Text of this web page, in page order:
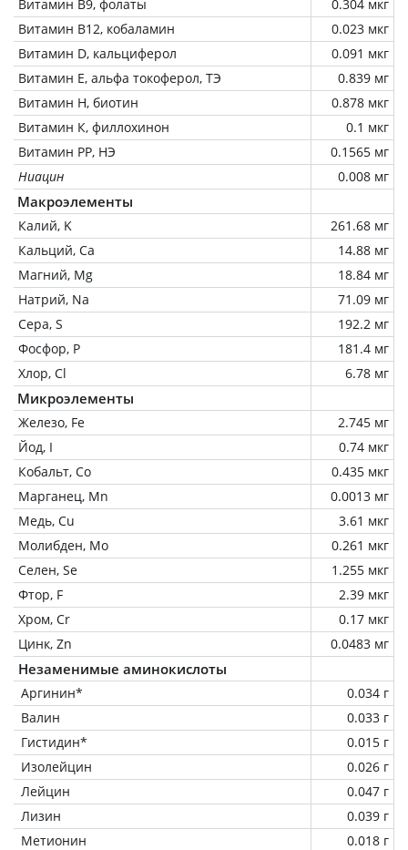
Витамин В9, фолаты
0.304 мкг
Витамин В12, кобаламин
0.023 мкг
Витамин D, кальциферол
0.091 мкг
Витамин Е, альфа токоферол, ТЭ
0.839 мг
Витамин Н, биотин
0.878 мкг
Витамин К, филлохинон
0.1 мкг
Витамин РР, НЭ
0.1565 мг
Ниацин
0.008 мг
Макроэлементы
Калий, K
261.68 мг
Кальций, Ca
14.88 мг
Магний, Mg
18.84 мг
Натрий, Na
71.09 мг
Сера, S
192.2 мг
Фосфор, P
181.4 мг
Хлор, Cl
6.78 мг
Микроэлементы
Железо, Fe
2.745 мг
Йод, I
0.74 мкг
Кобальт, Co
0.435 мкг
Марганец, Mn
0.0013 мг
Медь, Cu
3.61 мкг
Молибден, Mo
0.261 мкг
Селен, Se
1.255 мкг
Фтор, F
2.39 мкг
Хром, Cr
0.17 мкг
Цинк, Zn
0.0483 мг
Незаменимые аминокислоты
Аргинин*
0.034 г
Валин
0.033 г
Гистидин*
0.015 г
Изолейцин
0.026 г
Лейцин
0.047 г
Лизин
0.039 г
Метионин
0.018 г